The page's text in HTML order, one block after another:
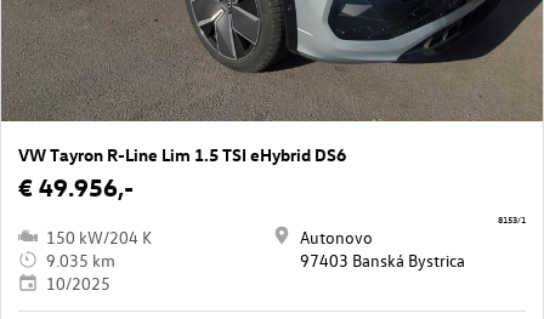
VW Tayron R-Line Lim 1.5 TSI eHybrid DS6
€ 49.956,-
150 kW/204 K
9.035 km
10/2025
Autonovo
97403 Banská Bystrica
8153/1